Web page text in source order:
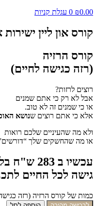
₪0.00
0 עגלת קניות
קורס און ליין
קורס הרזיה
(רזה כגישה לחיים)
רוצים לרזות?
אבל לא רק כי אתם שמנים
או כי שמנים זה לא טוב.
אלא כי אתם רוצים שנושא
ולא מה שהעיניים שלכם רואות
או מה שהחשקים שלך
גישה לכל החיים
כמות של קורס הרזיה (רזה